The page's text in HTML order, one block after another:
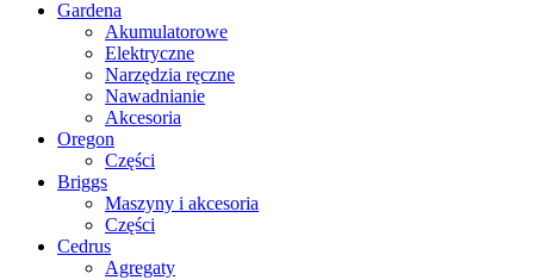
Gardena
Akumulatorowe
Elektryczne
Narzędzia ręczne
Nawadnianie
Akcesoria
Oregon
Części
Briggs
Maszyny i akcesoria
Części
Cedrus
Agregaty